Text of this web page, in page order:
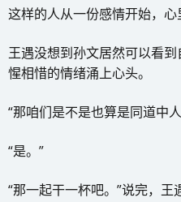
这样的人从一份感情开始，心
王遇没想到孙文居然可以看
惺相惜的情绪涌上心头。
“那咱们是不是也算是同道中
“是。”
“那一起干一杯吧。”说完，王